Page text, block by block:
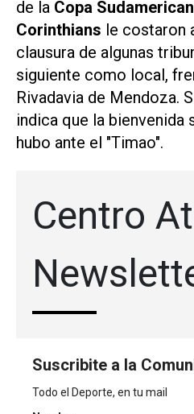
de la Copa
Corinthians le costaron
clausura de algunas
siguiente como local,
Rivadavia de Mendoza.
indica que la bienvenida
hubo ante el "Timao".